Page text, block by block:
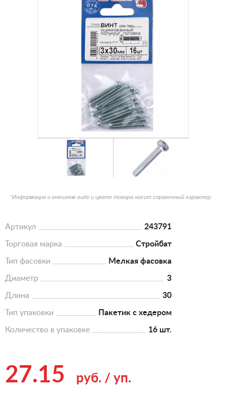
*Информация о внешнем виде и цвете товара носит справочный характер
Артикул 243791
Торговая марка Стройбат
Тип фасовки Мелкая фасовка
Диаметр 3
Длина 30
Тип упаковки Пакетик с хедером
Количество в упаковке 16 шт.
27.15 руб. / уп.